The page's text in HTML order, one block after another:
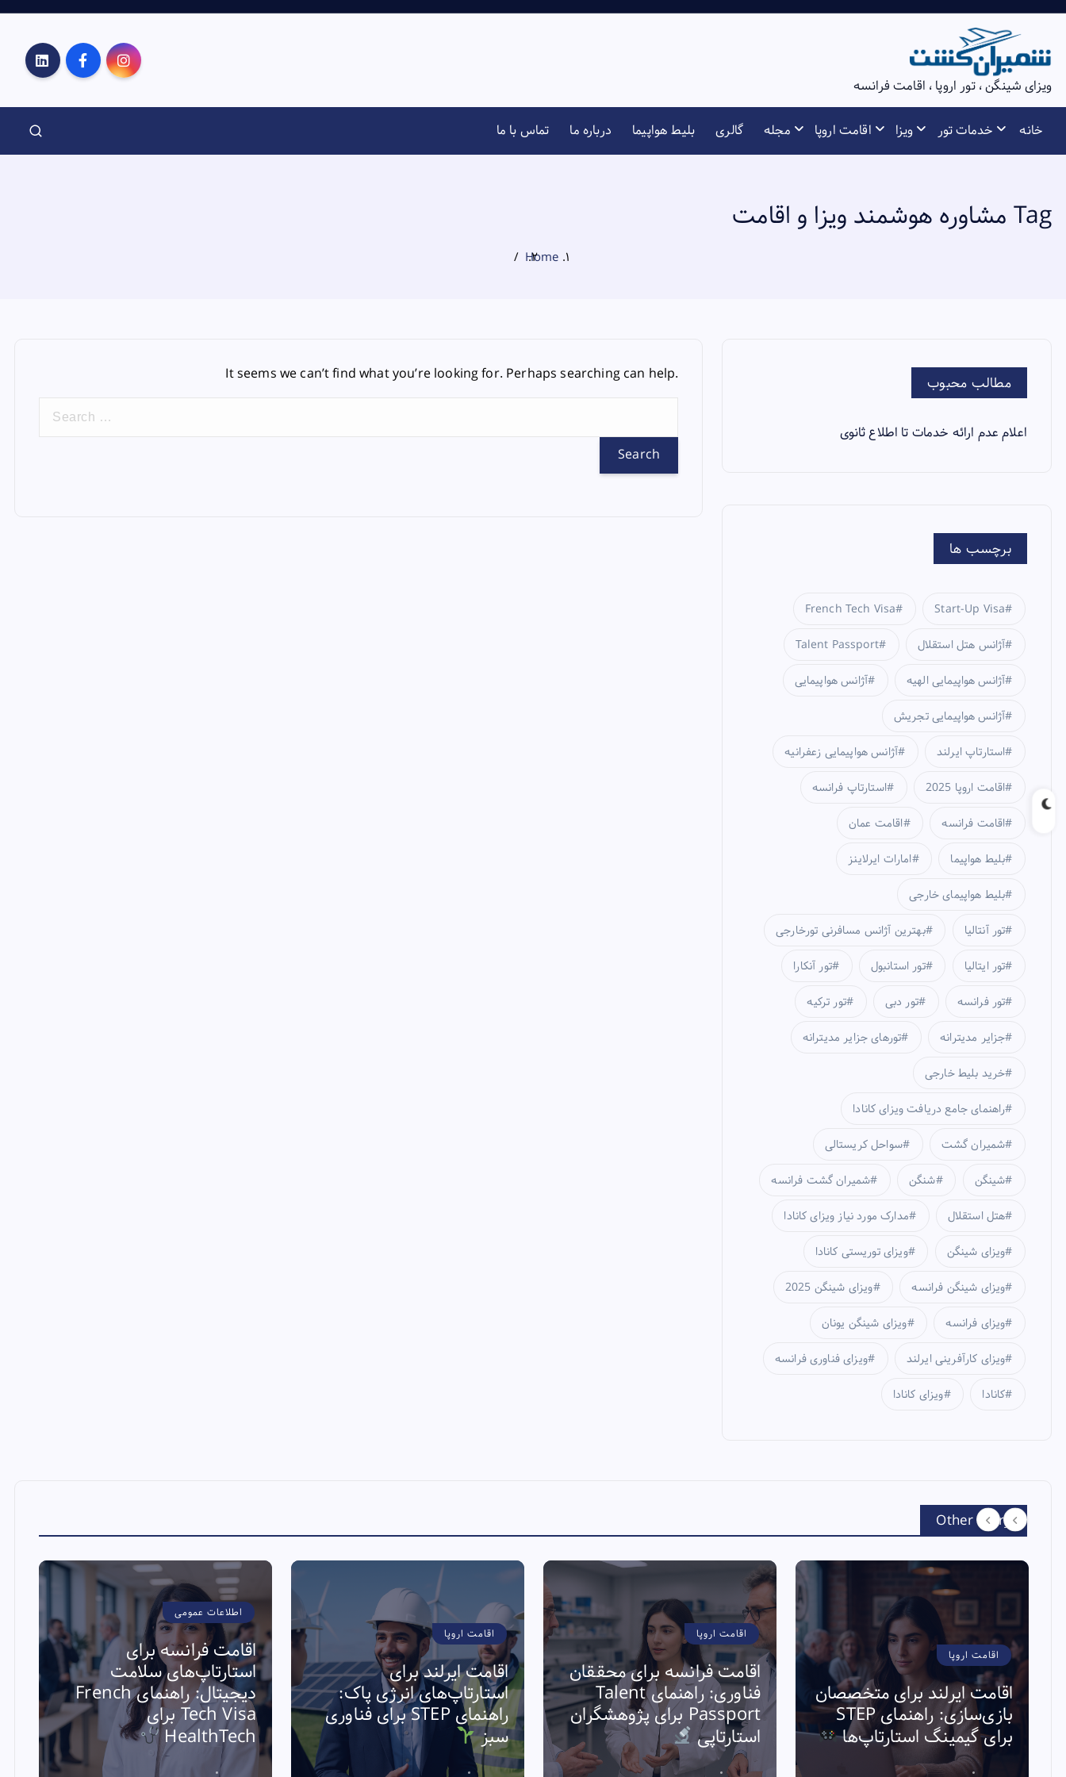
S
o
ویزای شینگن ، تور اروپا ، اقامت فرانسه
خانه خدمات تور ویزا اقامت اروپا مجله گالری بلیط هواپیما درباره ما تماس با ما
Tag مشاوره هوشمند ویزا و اقامت
Home
It seems we can’t find what you’re looking for. Perhaps searching can help.
r
مطالب محبوب
اعلام عدم ارائه خدمات تا اطلاع ثانوی
برچسب ها
French Tech Visa Start-Up Visa
Talent Passport آژانس هتل استقلال
آژانس هواپیمایی آژانس هواپیمایی الهیه
آژانس هواپیمایی تجریش
آژانس هواپیمایی زعفرانیه استارتاپ ایرلند
استارتاپ فرانسه اقامت اروپا 2025
اقامت عمان اقامت فرانسه
امارات ایرلاینز بلیط هواپیما
بلیط هواپیمای خارجی
بهترین آژانس مسافرنی تورخارجی تور آنتالیا
تور آنکارا تور استانبول تور ایتالیا
تور ترکیه تور دبی تور فرانسه
تورهای جزایر مدیترانه جزایر مدیترانه
خرید بلیط خارجی
راهنمای جامع دریافت ویزای کانادا
سواحل کریستالی شمیران گشت
شمیران گشت فرانسه شنگن شینگن
مدارک مورد نیاز ویزای کانادا هتل استقلال
ویزای توریستی کانادا ویزای شینگن
ویزای شینگن 2025 ویزای شینگن فرانسه
ویزای شینگن یونان ویزای فرانسه
ویزای فناوری فرانسه ویزای کارآفرینی ایرلند
ویزای کانادا کانادا
Other Story
اطلاعات عمومی
اقامت فرانسه برای
استارتاپ‌های سلامت
دیجیتال: راهنمای French
Tech Visa برای
HealthTech
اقامت اروپا
اقامت ایرلند برای
استارتاپ‌های انرژی پاک:
راهنمای STEP برای فناوری
سبز
اقامت اروپا
اقامت فرانسه برای محققان
فناوری: راهنمای Talent
Passport برای پژوهشگران
استارتاپی
اقامت اروپا
اقامت ایرلند برای متخصصان
بازی‌سازی: راهنمای STEP
برای گیمینگ استارتاپ‌ها